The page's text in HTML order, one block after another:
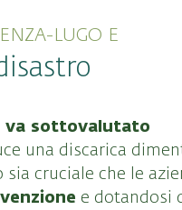
LUGO E
va sottovalutato
una discarica
sia cruciale che le
e dotandosi